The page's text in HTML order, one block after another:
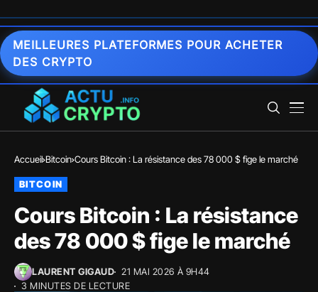
MEILLEURES PLATEFORMES POUR ACHETER
DES CRYPTO
Accueil Bitcoin Cours Bitcoin : La résistance des 78 000 $ fige le marché
BITCOIN
Cours Bitcoin : La résistance
des 78 000 $ fige le marché
LAURENT GIGAUD
21 MAI 2026 À 9H44
3 MINUTES DE LECTURE